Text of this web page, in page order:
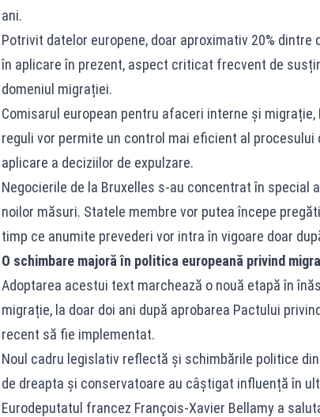
ani.
Potrivit datelor europene, doar aproximativ 20%
în aplicare în prezent, aspect criticat frecvent de
domeniul migrației.
Comisarul european pentru afaceri interne și
reguli vor permite un control mai eficient al
aplicare a deciziilor de expulzare.
Negocierile de la Bruxelles s-au concentrat în special
noilor măsuri. Statele membre vor putea începe
timp ce anumite prevederi vor intra în vigoare doar
O schimbare majoră în politica europeană privind
Adoptarea acestui text marchează o nouă etapă în
migrație, la doar doi ani după aprobarea Pactului
recent să fie implementat.
Noul cadru legislativ reflectă și schimbările politice
de dreapta și conservatoare au câștigat influență în
Eurodeputatul francez François-Xavier Bellamy a